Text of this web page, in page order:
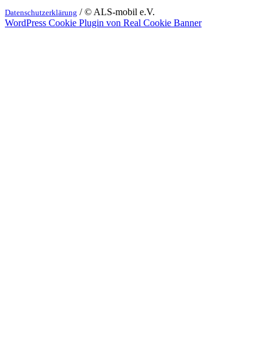
Datenschutzerklärung / © ALS-mobil e.V.
WordPress Cookie Plugin von Real Cookie Banner